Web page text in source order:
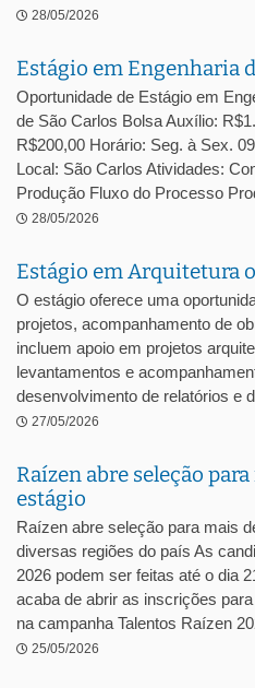
28/05/2026
Estágio em Engenharia
Oportunidade de Estágio em
de São Carlos Bolsa Auxílio:
R$200,00 Horário: Seg. à Sex.
Local: São Carlos Atividades:
Produção Fluxo do Processo
28/05/2026
Estágio em Arquitetura
O estágio oferece uma
projetos, acompanhamento de
incluem apoio em projetos
levantamentos e
desenvolvimento de relatórios e
27/05/2026
Raízen abre seleção
estágio
Raízen abre seleção para mais
diversas regiões do país As
2026 podem ser feitas até o dia
acaba de abrir as inscrições
na campanha Talentos Raízen
25/05/2026